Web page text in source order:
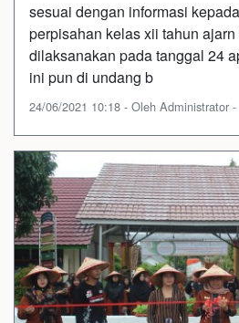
sesuai dengan informasi
perpisahan kelas xii tahun
dilaksanakan pada tanggal 24
ini pun di undang b
24/06/2021 10:18 - Oleh Administrator